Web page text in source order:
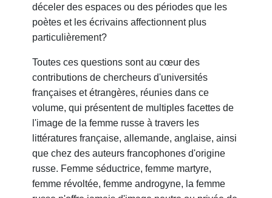
déceler des espaces ou des périodes que les
poètes et les écrivains affectionnent plus
particulièrement?
Toutes ces questions sont au cœur des
contributions de chercheurs d'universités
françaises et étrangères, réunies dans ce
volume, qui présentent de multiples facettes de
l'image de la femme russe à travers les
littératures française, allemande, anglaise, ainsi
que chez des auteurs francophones d'origine
russe. Femme séductrice, femme martyre,
femme révoltée, femme androgyne, la femme